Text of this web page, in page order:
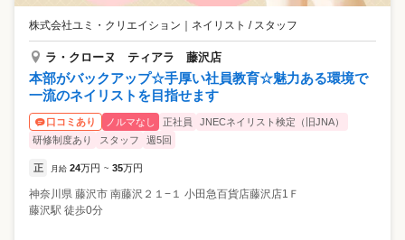
株式会社ユミ・クリエイション ネイリスト / スタッフ
ラ・クローヌ ティアラ 藤沢店
本部がバックアップ☆手厚い社員教育☆魅力ある環境で
一流のネイリストを目指せます
口コミあり ノルマなし 正社員
JNECネイリスト検定（旧JNA）
研修制度あり
スタッフ 週5回
正 月給 24万円 ~ 35万円
神奈川県 藤沢市 南藤沢２１−１ 小田急百貨店藤沢店1Ｆ
藤沢駅 徒歩0分